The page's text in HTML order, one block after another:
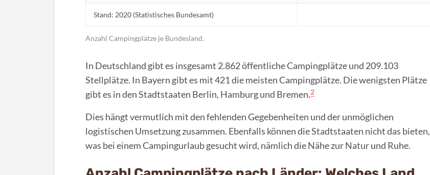
Anzahl Campingplätze je Bundesland.
Stand: 2020 (Statistisches Bundesamt)
In Deutschland gibt es insgesamt 2.862 öffentliche Campingplätze und 209.103
Stellplätze. In Bayern gibt es mit 421 die meisten Campingplätze. Die wenigsten Plätze
gibt es in den Stadtstaaten Berlin, Hamburg und Bremen.2
Dies hängt vermutlich mit den fehlenden Gegebenheiten und der unmöglichen
logistischen Umsetzung zusammen. Ebenfalls können die Stadtstaaten nicht das bieten,
was bei einem Campingurlaub gesucht wird, nämlich die Nähe zur Natur und Ruhe.